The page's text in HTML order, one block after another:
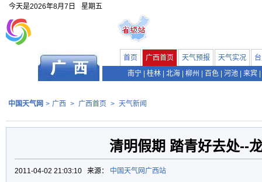
今天是2026年8月7日 星期五
首页 广西首页 天气预报 天气实况
南宁
桂林 北海 柳州 百色 河池 来宾
中国天气网 > 广西 > 广西首页 > 天气新闻
清明假期 踏青好去处--
2011-04-02 21:03:10 来源： 中国天气网广西站